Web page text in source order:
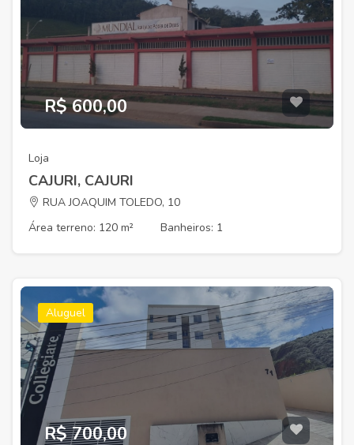
R$ 600,00
Loja
CAJURI, CAJURI
RUA JOAQUIM TOLEDO, 10
Área terreno: 120 m²
Banheiros: 1
Aluguel
R$ 700,00